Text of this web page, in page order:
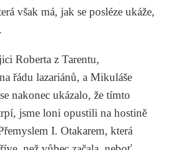
však má, jak se posléze ukáže,
Roberta z Tarentu,
řádu lazariánů, a Mikuláše
nakonec ukázalo, že tímto
jsme loni opustili na hostině
I. Otakarem, která